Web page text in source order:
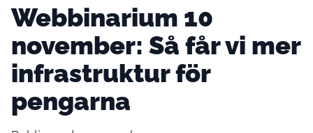
Webbinarium 10
november: Så får vi mer
infrastruktur för
pengarna